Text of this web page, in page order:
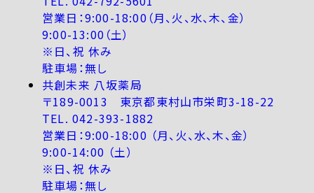
営業日：9:00-18:00（月、火、水、木、金）
9:00-13:00（土）
※日、祝 休み
駐車場：無し
共創未来 八坂薬局
〒189-0013 東京都東村山市栄町3-18-22
TEL. 042-393-1882
営業日：9:00-18:00 （月、火、水、木、金）
9:00-14:00 （土）
※日、祝 休み
駐車場：無し